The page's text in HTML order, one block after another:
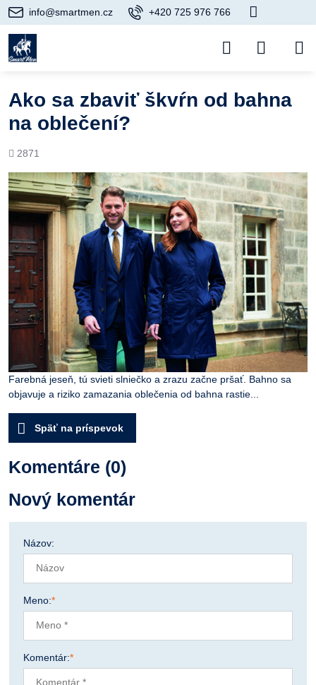
info@smartmen.cz +420 725 976 766
Ako sa zbaviť škvŕn od bahna
na oblečení?
Počet
2871
Farebná jeseň, tú svieti slniečko a zrazu začne pršať. Bahno sa
objavuje a riziko zamazania oblečenia od bahna rastie...
Späť na príspevok
Komentáre (0)
Nový komentár
Názov:
Meno:*
Komentár:*